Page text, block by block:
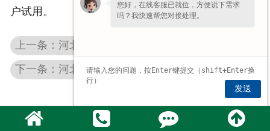
户试用。
上一条：河北变频制动电阻柜
下一条：河北欧式起重机操作台
您好，在线客服已就位，方便说下需求
吗？我快速帮您对接处理。
发送